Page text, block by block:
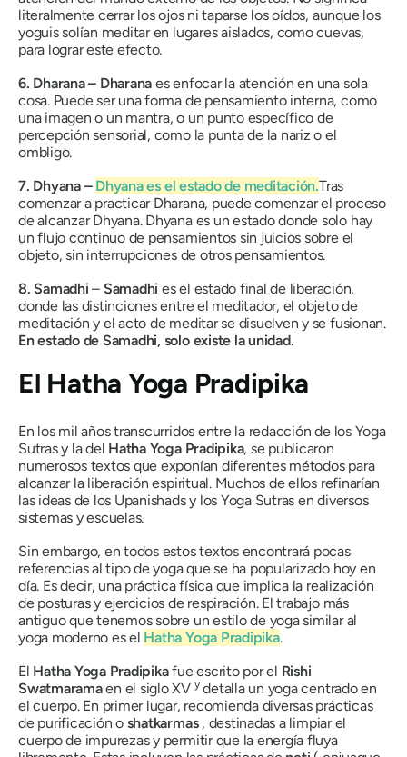
literalmente cerrar los ojos ni taparse los oídos, aunque los
yoguis solían meditar en lugares aislados, como cuevas,
para lograr este efecto.
6. Dharana– Dharana es enfocar la atención en una sola
cosa. Puede ser una forma de pensamiento interna, como
una imagen o un mantra, o un punto específico de
percepción sensorial, como la punta de la nariz o el
ombligo.
7. Dhyana– Dhyanaes el estado de meditación.Tras
comenzar a practicar Dharana, puede comenzar el proceso
de alcanzar Dhyana. Dhyana es un estado donde solo hay
un flujo continuo de pensamientos sin juicios sobre el
objeto, sin interrupciones de otros pensamientos.
8. Samadhi – Samadhi es el estado final de liberación,
donde las distinciones entre el meditador, el objeto de
meditación y el acto de meditar se disuelven y se fusionan.
En estado de Samadhi, solo existe la unidad.
El Hatha Yoga Pradipika
En los mil años transcurridos entre la redacción de los Yoga
Sutras y la del Hatha Yoga Pradipika, se publicaron
numerosos textos que exponían diferentes métodos para
alcanzar la liberación espiritual. Muchos de ellos refinarían
las ideas de los Upanishads y los Yoga Sutras en diversos
sistemas y escuelas.
Sin embargo, en todos estos textos encontrará pocas
referencias al tipo de yoga que se ha popularizado hoy en
día. Es decir, una práctica física que implica la realización
de posturas y ejercicios de respiración. El trabajo más
antiguo que tenemos sobre un estilo de yoga similar al
yoga moderno es el Hatha Yoga Pradipika.
El Hatha Yoga Pradipikafue escrito por el Rishi
Swatmaramaen el siglo XV ydetalla un yoga centrado en
el cuerpo. En primer lugar, recomienda diversas prácticas
de purificación o shatkarmas , destinadas a limpiar el
cuerpo de impurezas y permitir que la energía fluya